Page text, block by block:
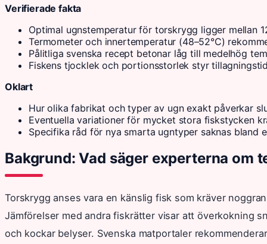
Verifierade fakta
Optimal ugnstemperatur för torskrygg ligger mellan
Termometer och innertemperatur (48–52°C)
Pålitliga svenska recept betonar låg till medelhög
Fiskens tjocklek och portionsstorlek styr
Oklart
Hur olika fabrikat och typer av ugn exakt påverkar
Eventuella variationer för mycket stora fiskstycken
Specifika råd för nya smarta ugntyper saknas bland
Bakgrund: Vad säger experterna om
Torskrygg anses vara en känslig fisk som kräver
Jämförelser med andra fiskrätter visar att överkokning
och kockar belyser. Svenska matportaler